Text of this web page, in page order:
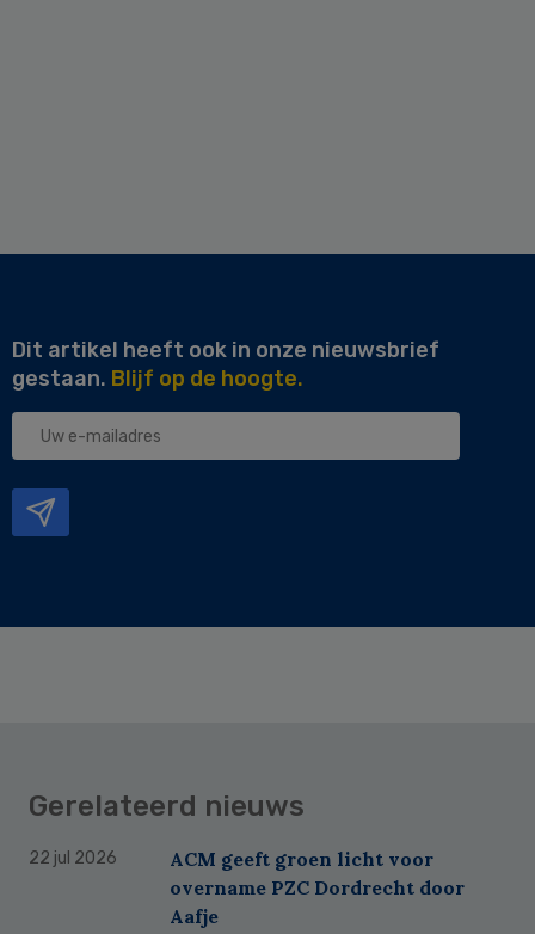
Dit artikel heeft ook in onze nieuwsbrief
gestaan. Blijf op de hoogte.
Uw
Gerelateerd nieuws
22 jul 2026
ACM geeft groen licht voor
overname PZC Dordrecht door
Aafje